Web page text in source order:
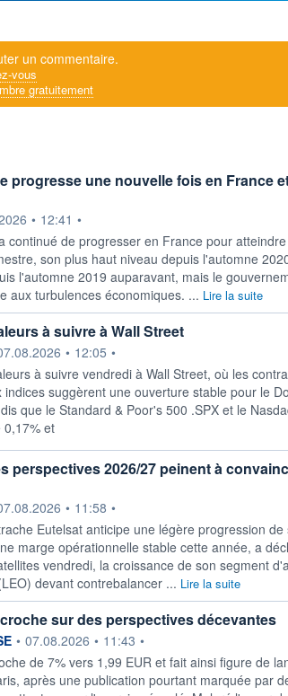
un commentaire.
vous
gratuitement
progresse une nouvelle fois en France
par
• 12:41 •
continué de progresser en France pour
son plus haut niveau depuis l'automne
l'automne 2019 auparavant, mais le
aux turbulences économiques. ... Lire la suite
à suivre à Wall Street
par • 12:05 •
à suivre vendredi à Wall Street, où les
indices suggèrent une ouverture stable pour le
que le Standard & Poor's 500 .SPX et le
0,17% et
perspectives 2026/27 peinent à
par • 11:58 •
Eutelsat anticipe une légère progression ‌de
marge opérationnelle stable cette année, a
vendredi, la croissance de son segment
devant contrebalancer ... Lire la suite
sur des perspectives décevantes
par
• 07.08.2026 • 11:43 •
de 7% vers 1,99 EUR et fait ainsi figure de
après une publication pourtant marquée par